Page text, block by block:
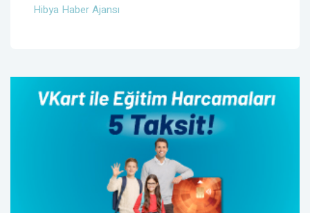
Hibya Haber Ajansı